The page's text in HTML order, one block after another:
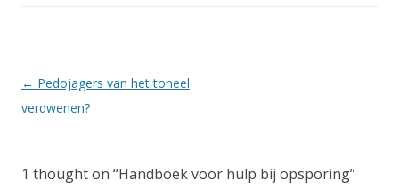
Berichtnavigatie
← Pedojagers van het toneel
verdwenen?
1 thought on “Handboek voor hulp bij opsporing”